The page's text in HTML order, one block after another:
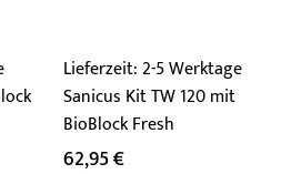
Lieferzeit:2-5 Werktage
Sanicus Kit TW 120 mit
BioBlock Fresh
62,95€